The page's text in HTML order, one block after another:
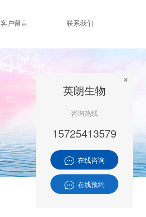
客户留言 联系我们
英朗生物
咨询热线
15725413579
在线咨询
在线预约